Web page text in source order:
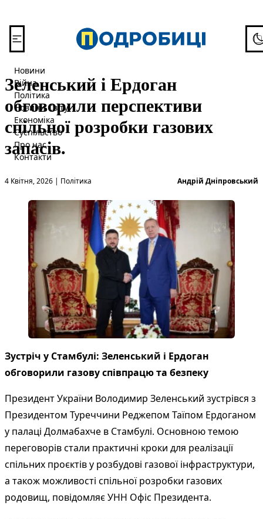
Новини
Війна
Політика
Новини Світу
Економіка
Суспільство
Про нас
Контакти
Зеленський і Ердоган
обговорили перспективи
спільної розробки газових
запасів.
4 Квітня, 2026 |
Опубліковано вПолітика Андрій Дніпровський
Зустріч у Стамбулі: Зеленський і Ердоган
обговорили газову співпрацю та безпеку
Президент України Володимир Зеленський зустрівся з
Президентом Туреччини Реджепом Таїпом Ердоганом
у палаці Долмабахче в Стамбулі. Основною темою
переговорів стали практичні кроки для реалізації
спільних проєктів у розбудові газової інфраструктури,
а також можливості спільної розробки газових
родовищ, повідомляє УНН Офіс Президента.